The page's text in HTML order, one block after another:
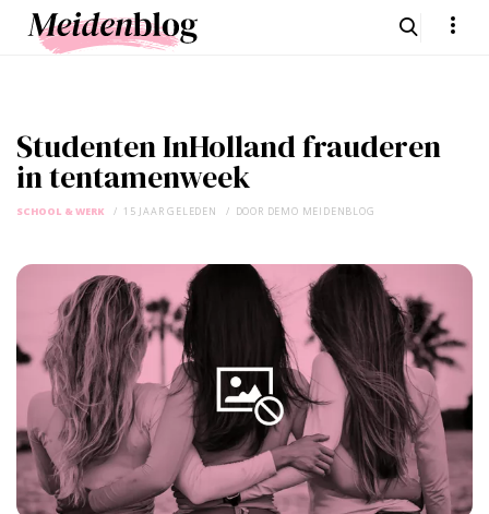
Studenten InHolland frauderen
in tentamenweek
SCHOOL & WERK 15 JAAR GELEDEN DOOR DEMO MEIDENBLOG